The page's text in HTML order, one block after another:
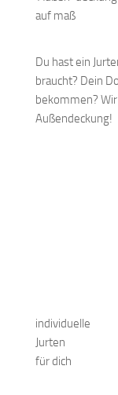
auf maß
Du hast ein
braucht? Dein
bekommen?
Außendeckung!
individuelle
Jurten
für dich